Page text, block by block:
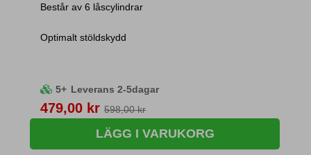
Består av 6 låscylindrar
Optimalt stöldskydd
5+ Leverans 2-5dagar
Pris
479,00 kr 598,00 kr
LÄGG I VARUKORG